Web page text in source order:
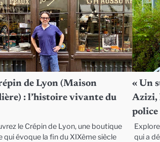
de Lyon (Maison
: l’histoire vivante du
le Crépin de Lyon, une boutique
qui évoque la fin du XIXème siècle
« Un
Azizi,
police
qui a